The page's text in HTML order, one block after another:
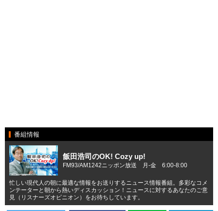
番組情報
飯田浩司のOK! Cozy up!
FM93/AM1242ニッポン放送 月-金 6:00-8:00
忙しい現代人の朝に最適な情報をお送りするニュース情報番組。多彩なコメ
ンテーターと朝から熱いディスカッション！ニュースに対するあなたのご意
見（リスナーズオピニオン）をお待ちしています。